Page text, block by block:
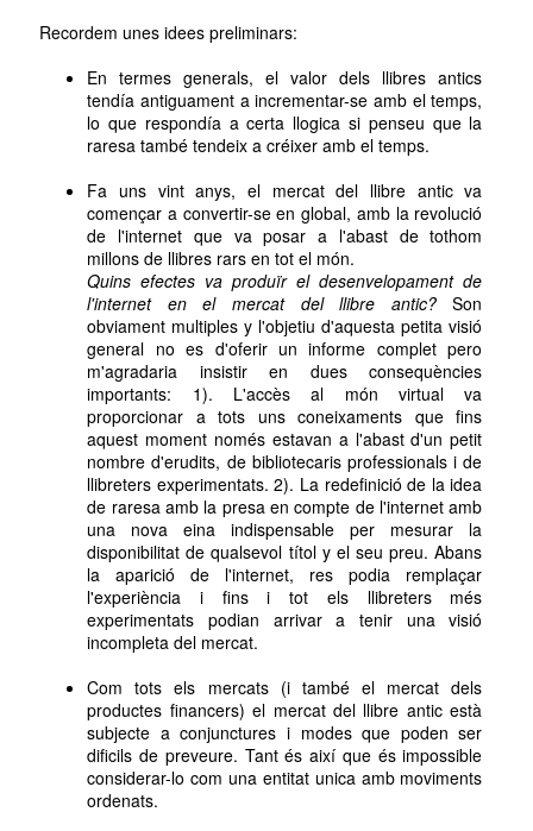
Recordem unes idees preliminars:
En termes generals, el valor dels llibres antics
tendía antiguament a incrementar-se amb el temps,
lo que respondía a certa llogica si penseu que la
raresa també tendeix a créixer amb el temps.
Fa uns vint anys, el mercat del llibre antic va
començar a convertir-se en global, amb la revolució
de l'internet que va posar a l'abast de tothom
millons de llibres rars en tot el món.
Quins efectes va produïr el desenvelopament de
l'internet en el mercat del llibre antic?Son
obviament multiples y l'objetiu d'aquesta petita visió
general no es d'oferir un informe complet pero
m'agradaria insistir en dues consequències
importants: 1). L'accès al món virtual va
proporcionar a tots uns coneixaments que fins
aquest moment només estavan a l'abast d'un petit
nombre d'erudits, de bibliotecaris professionals i de
llibreters experimentats. 2). La redefinició de la idea
de raresa amb la presa en compte de l'internet amb
una nova eina indispensable per mesurar la
disponibilitat de qualsevol títol y el seu preu. Abans
la aparició de l'internet, res podia remplaçar
l'experiència i fins i tot els llibreters més
experimentats podian arrivar a tenir una visió
incompleta del mercat.
Com tots els mercats (i també el mercat dels
productes financers) el mercat del llibre antic està
subjecte a conjunctures i modes que poden ser
dificils de preveure. Tant és així que és impossible
considerar-lo com una entitat unica amb moviments
ordenats.